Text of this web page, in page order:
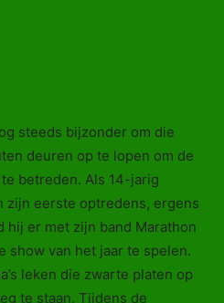
steeds bijzonder om die
deuren op te lopen om de
betreden. Als 14-jarig
zijn eerste optredens, ergens
hij er met zijn band Marathon
show van het jaar te spelen.
leken die zwarte platen op
te staan. Tijdens de